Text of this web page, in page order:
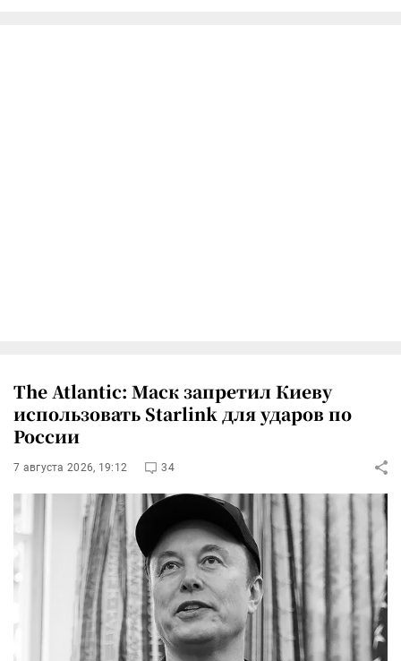
The Atlantic: Маск запретил Киеву
использовать Starlink для ударов по
России
7 августа 2026, 19:12 34